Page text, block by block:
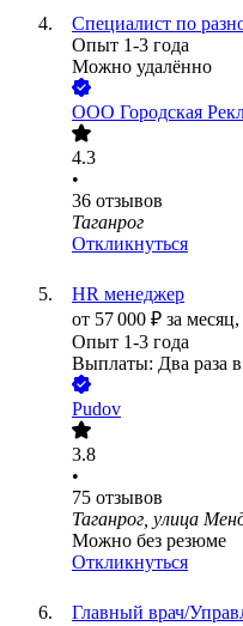
Специалист по
Опыт 1-3 года
Можно удалённо
ООО Городская
4.3
•
36 отзывов
Таганрог
Откликнуться
HR менеджер
от 57 000 ₽ за месяц,
Опыт 1-3 года
Выплаты: Два раза
Pudov
3.8
•
75 отзывов
Таганрог, улица
Можно без резюме
Откликнуться
Главный врач/